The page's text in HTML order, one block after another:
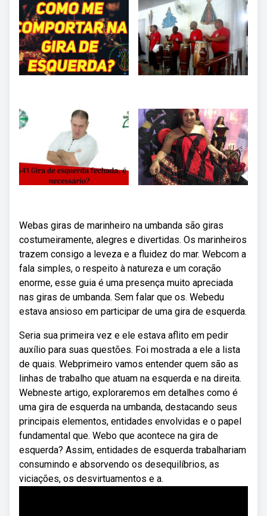
Webas giras de marinheiro na umbanda são giras
costumeiramente, alegres e divertidas. Os marinheiros
trazem consigo a leveza e a fluidez do mar. Webcom a
fala simples, o respeito à natureza e um coração
enorme, esse guia é uma presença muito apreciada
nas giras de umbanda. Sem falar que os. Webedu
estava ansioso em participar de uma gira de esquerda.
Seria sua primeira vez e ele estava aflito em pedir
auxílio para suas questões. Foi mostrada a ele a lista
de quais. Webprimeiro vamos entender quem são as
linhas de trabalho que atuam na esquerda e na direita.
Webneste artigo, exploraremos em detalhes como é
uma gira de esquerda na umbanda, destacando seus
principais elementos, entidades envolvidas e o papel
fundamental que. Webo que acontece na gira de
esquerda? Assim, entidades de esquerda trabalhariam
consumindo e absorvendo os desequilíbrios, as
viciações, os desvirtuamentos e a.